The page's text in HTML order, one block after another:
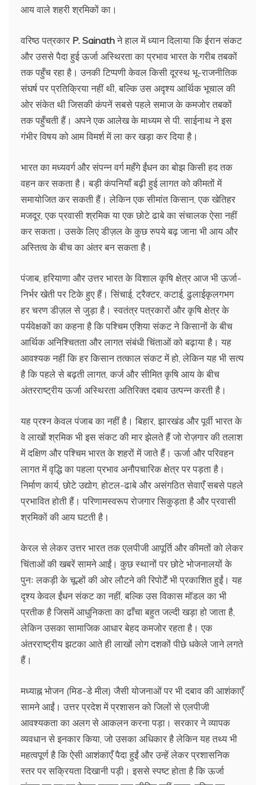
आय वाले शहरी श्रमिकों का।
वरिष्ठ पत्रकार P. Sainathने हाल में ध्यान दिलाया कि ईरान संकट
और उससे पैदा हुई ऊर्जा अस्थिरता का प्रभाव भारत के गरीब तबकों
तक पहुँच रहा है। उनकी टिप्पणी केवल किसी दूरस्थ भू-राजनीतिक
संघर्ष पर प्रतिक्रिया नहीं थी, बल्कि उस अदृश्य आर्थिक भूचाल की
ओर संकेत थी जिसकी कंपनें सबसे पहले समाज के कमजोर तबकों
तक पहुँचती हैं। अपने एक आलेख के माध्यम से पी. साईनाथ ने इस
गंभीर विषय को आम विमर्श में ला कर खड़ा कर दिया है।
भारत का मध्यवर्ग और संपन्न वर्ग महँगे ईंधन का बोझ किसी हद तक
वहन कर सकता है। बड़ी कंपनियाँ बढ़ी हुई लागत को कीमतों में
समायोजित कर सकती हैं। लेकिन एक सीमांत किसान, एक खेतिहर
मजदूर, एक प्रवासी श्रमिक या एक छोटे ढाबे का संचालक ऐसा नहीं
कर सकता। उसके लिए डीज़ल के कुछ रुपये बढ़ जाना भी आय और
अस्तित्व के बीच का अंतर बन सकता है।
पंजाब, हरियाणा और उत्तर भारत के विशाल कृषि क्षेत्र आज भी ऊर्जा-
निर्भर खेती पर टिके हुए हैं। सिंचाई, ट्रैक्टर, कटाई, ढुलाईकृलगभग
हर चरण डीज़ल से जुड़ा है। स्वतंत्र पत्रकारों और कृषि क्षेत्र के
पर्यवेक्षकों का कहना है कि पश्चिम एशिया संकट ने किसानों के बीच
आर्थिक अनिश्चितता और लागत संबंधी चिंताओं को बढ़ाया है। यह
आवश्यक नहीं कि हर किसान तत्काल संकट में हो, लेकिन यह भी सत्य
है कि पहले से बढ़ती लागत, कर्ज और सीमित कृषि आय के बीच
अंतरराष्ट्रीय ऊर्जा अस्थिरता अतिरिक्त दबाव उत्पन्न करती है।
यह प्रश्न केवल पंजाब का नहीं है। बिहार, झारखंड और पूर्वी भारत के
वे लाखों श्रमिक भी इस संकट की मार झेलते हैं जो रोज़गार की तलाश
में दक्षिण और पश्चिम भारत के शहरों में जाते हैं। ऊर्जा और परिवहन
लागत में वृद्धि का पहला प्रभाव अनौपचारिक क्षेत्र पर पड़ता है।
निर्माण कार्य, छोटे उद्योग, होटल-ढाबे और असंगठित सेवाएँ सबसे पहले
प्रभावित होती हैं। परिणामस्वरूप रोजगार सिकुड़ता है और प्रवासी
श्रमिकों की आय घटती है।
केरल से लेकर उत्तर भारत तक एलपीजी आपूर्ति और कीमतों को लेकर
चिंताओं की खबरें सामने आईं। कुछ स्थानों पर छोटे भोजनालयों के
पुनः लकड़ी के चूल्हों की ओर लौटने की रिपोर्टें भी प्रकाशित हुईं। यह
दृश्य केवल ईंधन संकट का नहीं, बल्कि उस विकास मॉडल का भी
प्रतीक है जिसमें आधुनिकता का ढाँचा बहुत जल्दी खड़ा हो जाता है,
लेकिन उसका सामाजिक आधार बेहद कमजोर रहता है। एक
अंतरराष्ट्रीय झटका आते ही लाखों लोग दशकों पीछे धकेले जाने लगते
हैं।
मध्याह्न भोजन (मिड-डे मील) जैसी योजनाओं पर भी दबाव की आशंकाएँ
सामने आईं। उत्तर प्रदेश में प्रशासन को जिलों से एलपीजी
आवश्यकता का अलग से आकलन करना पड़ा। सरकार ने व्यापक
व्यवधान से इनकार किया, जो उसका अधिकार है लेकिन यह तथ्य भी
महत्वपूर्ण है कि ऐसी आशंकाएँ पैदा हुईं और उन्हें लेकर प्रशासनिक
स्तर पर सक्रियता दिखानी पड़ी। इससे स्पष्ट होता है कि ऊर्जा